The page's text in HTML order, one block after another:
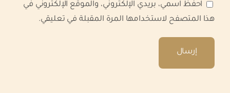
احفظ اسمي، بريدي الإلكتروني، والموقع الإلكتروني في
هذا المتصفح لاستخدامها المرة المقبلة في تعليقي.